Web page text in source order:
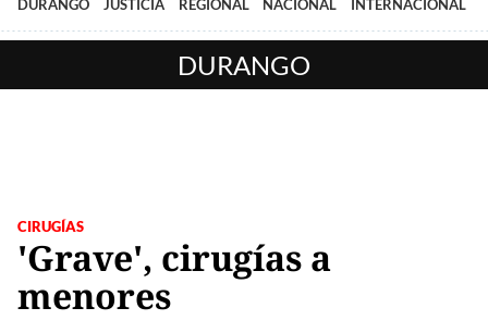
DURANGO JUSTICIA REGIONAL NACIONAL INTERNACIONAL
DURANGO
CIRUGÍAS
'Grave', cirugías a
menores